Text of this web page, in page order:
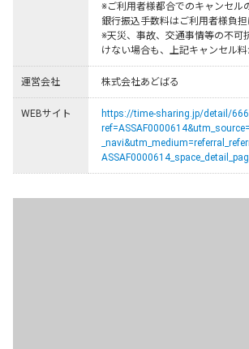
※ご利用者様都合でのキャンセル
銀行振込手数料はご利用者様負担
※天災、事故、交通事情等の不可
けない場合も、上記キャンセル料
運営会社 株式会社あどばる
WEBサイト
https://time-sharing.jp/detail/